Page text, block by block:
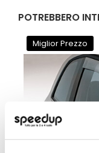
POTREBBERO
Miglior Prezzo